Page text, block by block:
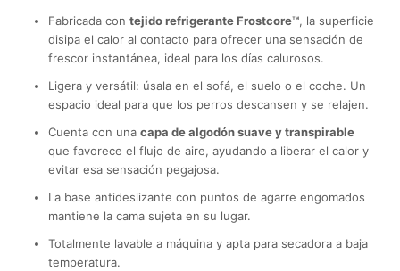
Fabricada con tejido refrigerante Frostcore™, la superficie
disipa el calor al contacto para ofrecer una sensación de
frescor instantánea, ideal para los días calurosos.
Ligera y versátil: úsala en el sofá, el suelo o el coche. Un
espacio ideal para que los perros descansen y se relajen.
Cuenta con una capa de algodón suave y transpirable
que favorece el flujo de aire, ayudando a liberar el calor y
evitar esa sensación pegajosa.
La base antideslizante con puntos de agarre engomados
mantiene la cama sujeta en su lugar.
Totalmente lavable a máquina y apta para secadora a baja
temperatura.